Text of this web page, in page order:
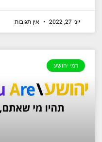
יוני 27, 2022 אין תגובות
רמי יהושע